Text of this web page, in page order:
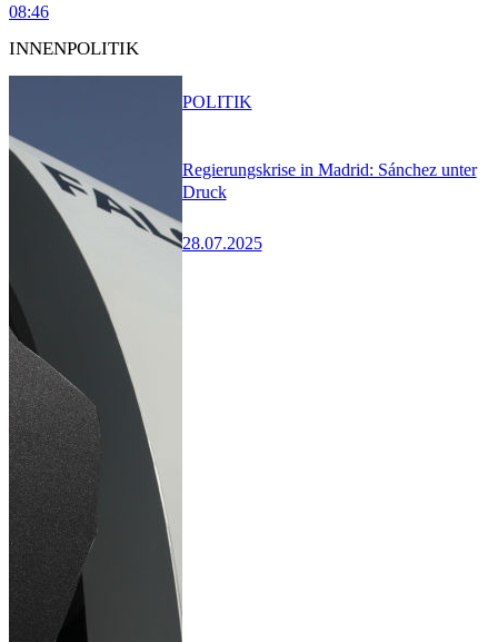
08:46
INNENPOLITIK
Regierungskrise in Madrid: Sánchez unter
Druck
28.07.2025
POLITIK